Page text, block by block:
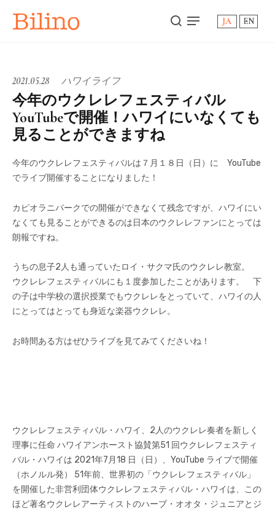
Bilino EN
JA
2021.05.28 ハワイライフ
今年のウクレレフェスティバル
YouTubeで開催！ハワイにいなくても
見ることができますね
今年のウクレレフェスティバルは７月１８日（日）に YouTube
でライブ開催することになりました！
カピオラニパークでの開催ができなくて残念ですが、ハワイにい
なくても見ることができるのは日本のウクレレファンにとっては
朗報ですね。
うちの息子2人も通っていたロイ・サクマ氏のウクレレ教室。
ウクレレフェスティバルにも１度参加したことがあります。 下
の子は中学校の選択授業でもウクレレをとっていて、ハワイの人
にとってはとっても身近な楽器ウクレレ。
お時間ある方はぜひライブを見てみてくださいね！
ウクレレフェスティバル・ハワイ、2人のウクレレ奏者を新しく
理事に任命 ハワイアンホースト協賛第51 回ウクレレフェスティ
バル・ハワイは 2021年7月18 日（日）、YouTube ライブで開催
（ホノルル発） 51年前、世界初の「ウクレレフェスティバル」
を開催した非営利団体ウクレレフェスティバル・ハワイは、この
ほど著名ウクレレアーティストのハーブ・オオタ・ジュニアとジ